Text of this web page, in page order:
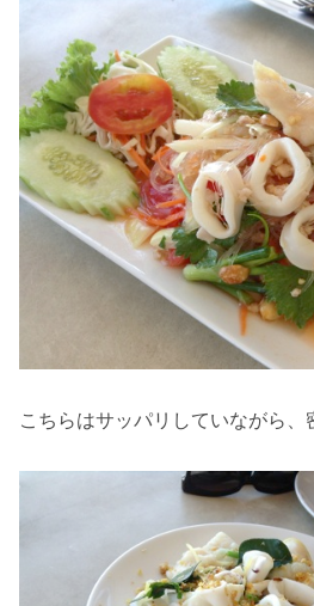
こちらはサッパリしていながら、